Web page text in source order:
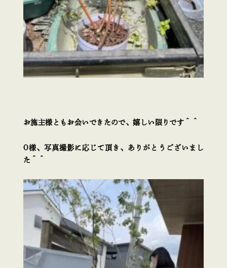
お施主様ともお会いできたので、嬉しい限りです＾＾
O様、写真撮影に応じて頂き、ありがとうございまし
た＾＾